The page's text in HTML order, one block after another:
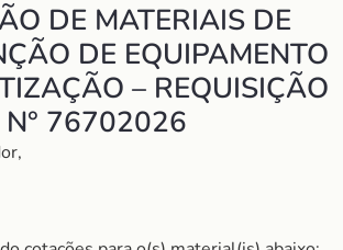
DE MATERIAIS DE
DE EQUIPAMENTO
– REQUISIÇÃO
N° 76702026